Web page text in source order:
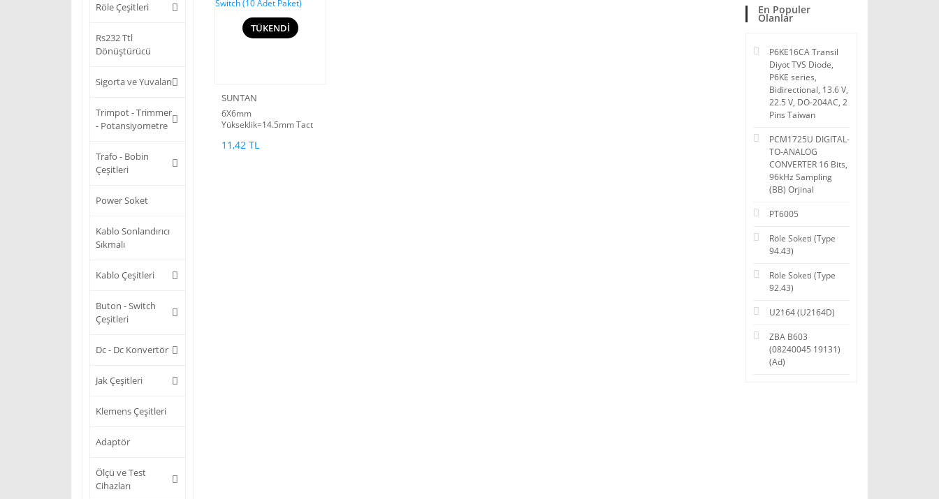
Röle Çeşitleri
Rs232 Ttl
Dönüştürücü
Sigorta ve Yuvaları
Trimpot - Trimmer
- Potansiyometre
Trafo - Bobin
Çeşitleri
Power Soket
Kablo Sonlandırıcı
Sıkmalı
Kablo Çeşitleri
Buton - Switch
Çeşitleri
Dc - Dc Konvertör
Jak Çeşitleri
Klemens Çeşitleri
Adaptör
Ölçü ve Test
Cihazları
TÜKENDİ
SUNTAN
6X6mm
Yükseklik=14.5mm Tact
11,42 TL
En Populer
Olanlar
P6KE16CA Transil
Diyot TVS Diode,
P6KE series,
Bidirectional, 13.6 V,
22.5 V, DO-204AC, 2
Pins Taiwan
PCM1725U DIGITAL-
TO-ANALOG
CONVERTER 16 Bits,
96kHz Sampling
(BB) Orjinal
PT6005
Röle Soketi (Type
94.43)
Röle Soketi (Type
92.43)
U2164 (U2164D)
ZBA B603
(08240045 19131)
(Ad)